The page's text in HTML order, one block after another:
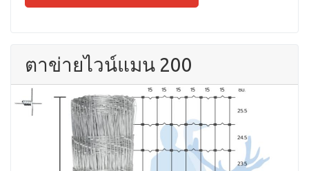
ตาข่ายไวน์แมน 200